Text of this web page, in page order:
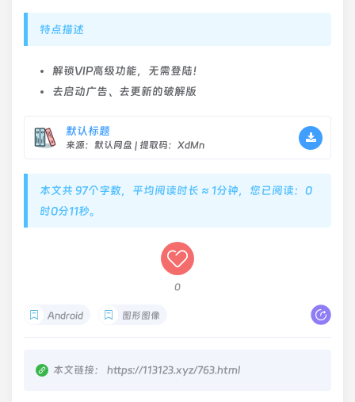
特点描述
解锁VIP高级功能，无需登陆！
去启动广告、去更新的破解版
默认标题
来源：默认网盘 | 提取码：XdMn
本文共 97个字数，平均阅读时长 ≈ 1分钟，您已阅读：0
时0分11秒。
0
Android 图形图像
本文链接： https://113123.xyz/763.html